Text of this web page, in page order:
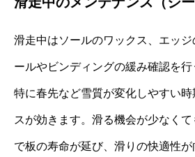
滑走中はソールのワックス、エッ
ールやビンディングの緩み確認を行
特に春先など雪質が変化しやすい
スが効きます。滑る機会が少なく
で板の寿命が延び、滑りの快適性が